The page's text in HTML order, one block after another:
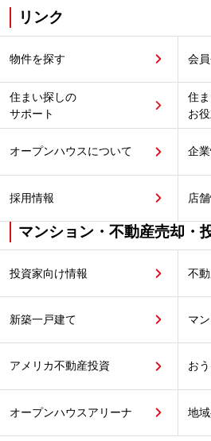
リンク
物件を探す 会
住まい探しの
サポート
住
お
オープンハウスについて 企
採用情報 店
マンション・不動産売却・
投資家向け情報 不
新築一戸建て マ
アメリカ不動産投資 お
オープンハウスアリーナ 地